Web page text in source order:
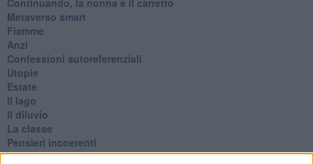
Metaverso smart
Fiamme
Anzi
Confessioni autoreferenziali
Utopie
Estate
Il lago
Il diluvio
La classe
Pensieri incoerenti
Dal balcone